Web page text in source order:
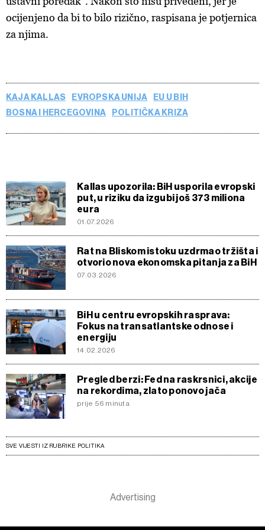
ažurirati klikom na „Prikaži detalje“. Privolu možete u bilo
kojem trenutku povući bez negativnih posljedica.
ocijenjeno da bi to bilo rizično, raspisana je potjernica
za njima.
KAJA KALLAS EVROPSKA UNIJA
EU U BIH
BOSNA I HERCEGOVINA
POLITIČKA KRIZA
Kallas upozorila: BiH usporila evropski
put, u riziku da izgubi još 373 miliona
eura
01.07.2026
Rat na Bliskom istoku uzdrmao tržišta i
otvorio nova ekonomska pitanja za BiH
07.03.2026
BiH u centru evropskih rasprava:
Fokus na transatlantske odnose i
energiju
14.02.2026
Pregled berzi: Fed na raskrsnici, akcije
na rekordima, zlato ponovo jača
prije 56 minuta
SVE VIJESTI IZ RUBRIKE POLITIKA